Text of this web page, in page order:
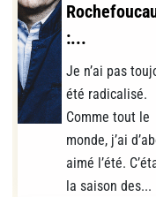
:...
Je n’ai pas
été radicalisé.
Comme tout le
monde, j’ai
aimé l’été.
la saison des...